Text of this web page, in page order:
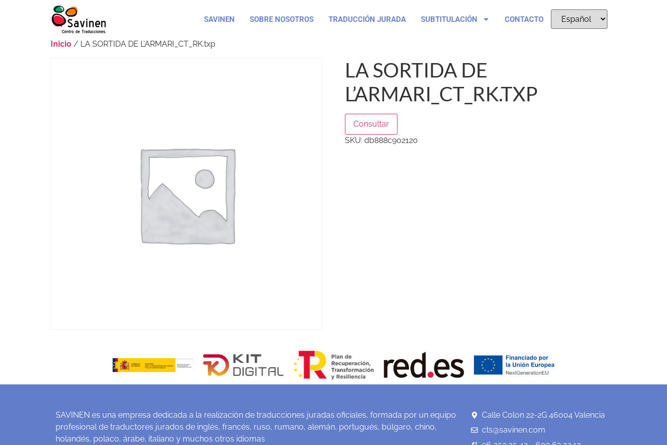
SAVINEN SOBRE NOSOTROS TRADUCCIÓN JURADA SUBTITULACIÓN CONTACTO
Inicio / LA SORTIDA DE L’ARMARI_CT_RK.txp
LA SORTIDA DE
L’ARMARI_CT_RK.TXP
Consultar
SKU: db888c902120
SAVINEN es una empresa dedicada a la realización de traducciones juradas oficiales, formada por un equipo
profesional de traductores jurados de inglés, francés, ruso, rumano, alemán, portugués, búlgaro, chino,
holandés, polaco, árabe, italiano y muchos otros idiomas
Calle Colon 22-2G 46004 Valencia
cts@savinen.com